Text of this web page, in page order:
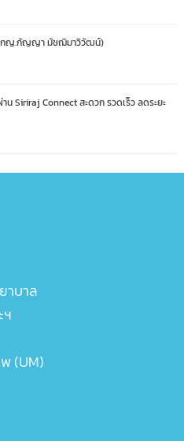
ภกญ.กัญญา มัชฌิมาวิวัฒน์)
น Siriraj Connect สะดวก รวดเร็ว ลดระยะ
าบาล
(UM)